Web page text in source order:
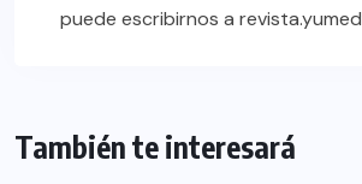
puede escribirnos a
También te interesará